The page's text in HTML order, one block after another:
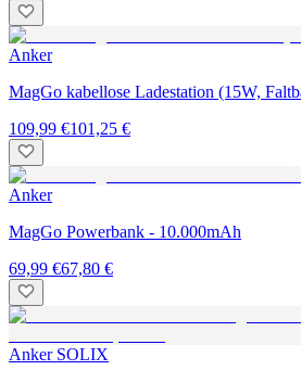
Anker
MagGo kabellose Ladestation (15W,
109,99 €101,25 €
Anker
MagGo Powerbank - 10.000mAh
69,99 €67,80 €
Anker SOLIX